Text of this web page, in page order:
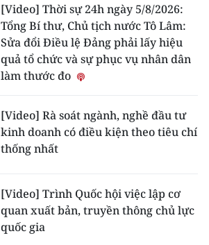
[Video] Thời sự 24h ngày 5/8/2026:
Tổng Bí thư, Chủ tịch nước Tô Lâm:
Sửa đổi Điều lệ Đảng phải lấy hiệu
quả tổ chức và sự phục vụ nhân dân
làm thước đo
[Video] Rà soát ngành, nghề đầu tư
kinh doanh có điều kiện theo tiêu chí
thống nhất
[Video] Trình Quốc hội việc lập cơ
quan xuất bản, truyền thông chủ lực
quốc gia